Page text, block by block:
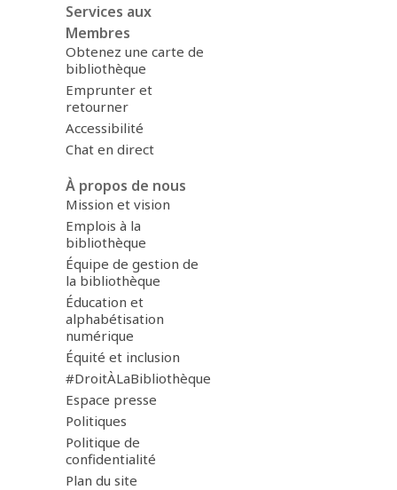
Services aux
Membres
Obtenez une carte de
bibliothèque
Emprunter et
retourner
Accessibilité
Chat en direct
À propos de nous
Mission et vision
Emplois à la
bibliothèque
Équipe de gestion de
la bibliothèque
Éducation et
alphabétisation
numérique
Équité et inclusion
#DroitÀLaBibliothèque
Espace presse
Politiques
Politique de
confidentialité
Plan du site